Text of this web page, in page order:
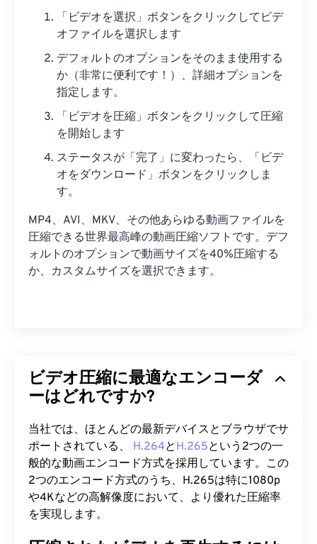
「ビデオを選択」ボタンをクリックしてビデ
オファイルを選択します
デフォルトのオプションをそのまま使用する
か（非常に便利です！）、詳細オプションを
指定します。
「ビデオを圧縮」ボタンをクリックして圧縮
を開始します
ステータスが「完了」に変わったら、「ビデ
オをダウンロード」ボタンをクリックしま
す。
MP4、AVI、MKV、その他あらゆる動画ファイルを
圧縮できる世界最高峰の動画圧縮ソフトです。デフ
ォルトのオプションで動画サイズを40%圧縮する
か、カスタムサイズを選択できます。
ビデオ圧縮に最適なエンコーダ
ーはどれですか?
当社では、ほとんどの最新デバイスとブラウザでサ
ポートされている、 H.264と H.265という2つの一
般的な動画エンコード方式を採用しています。この
2つのエンコード方式のうち、H.265は特に1080p
や4Kなどの高解像度において、より優れた圧縮率
を実現します。